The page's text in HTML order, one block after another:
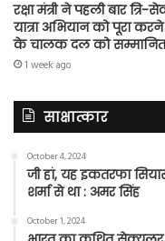
रक्षा मंत्री ने पहली बार त्रि-
यात्रा अभियान को पूरा
के चालक दल को
1 week ago
साक्षात्कार
October 4, 2024
जी हां, यह इकतरफा
शर्मा से था : अमर सिंह
October 1, 2024